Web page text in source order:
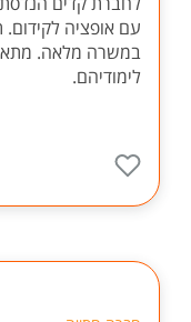
עם אופציה
במשרה מלאה.
לימודיהם.